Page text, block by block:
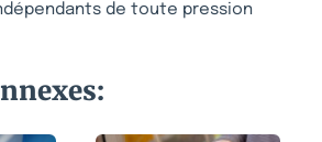
de toute pression